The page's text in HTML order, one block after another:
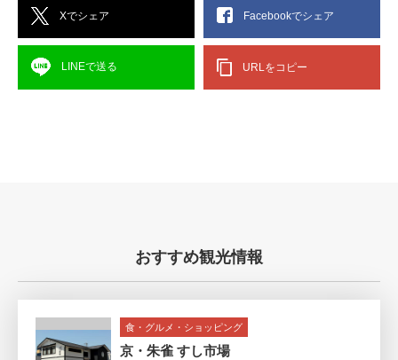
Xでシェア Facebookでシェア
LINEで送る URLをコピー
おすすめ観光情報
食・グルメ・ショッピング
京・朱雀 すし市場